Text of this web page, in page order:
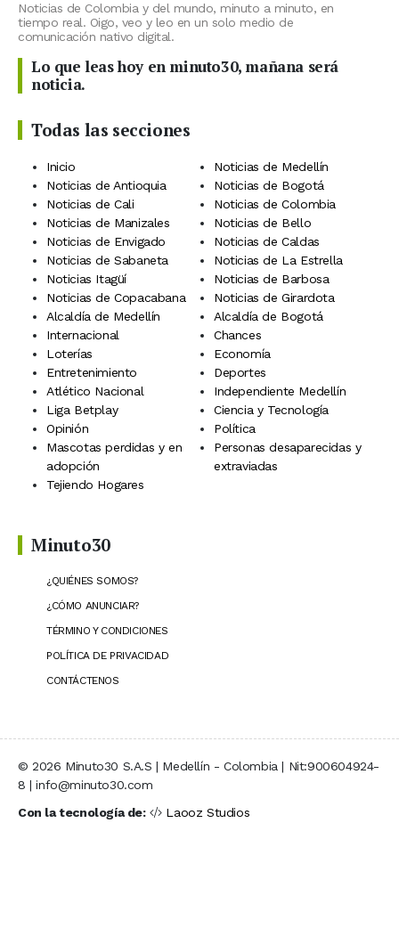
Noticias de Colombia y del mundo, minuto a minuto, en
tiempo real. Oigo, veo y leo en un solo medio de
comunicación nativo digital.
Lo que leas hoy en minuto30, mañana será
noticia.
Todas las secciones
Inicio
Noticias de Medellín
Noticias de Antioquia
Noticias de Bogotá
Noticias de Cali
Noticias de Colombia
Noticias de Manizales
Noticias de Bello
Noticias de Envigado
Noticias de Caldas
Noticias de Sabaneta
Noticias de La Estrella
Noticias Itagüí
Noticias de Barbosa
Noticias de Copacabana
Noticias de Girardota
Alcaldía de Medellín
Alcaldía de Bogotá
Internacional
Chances
Loterías
Economía
Entretenimiento
Deportes
Atlético Nacional
Independiente Medellín
Liga Betplay
Ciencia y Tecnología
Opinión
Política
Mascotas perdidas y en
adopción
Personas desaparecidas y
extraviadas
Tejiendo Hogares
Minuto30
¿QUIÉNES SOMOS?
¿CÓMO ANUNCIAR?
TÉRMINO Y CONDICIONES
POLÍTICA DE PRIVACIDAD
CONTÁCTENOS
© 2026 Minuto30 S.A.S | Medellín - Colombia | Nit:900604924-
8 | info@minuto30.com
Con la tecnología de:
Laooz Studios